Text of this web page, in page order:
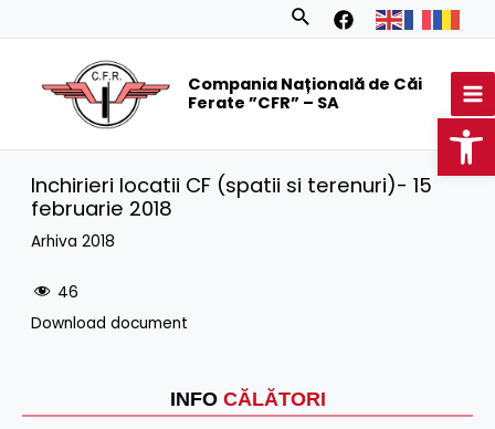
Search
Compania Națională de Căi
Ferate ”CFR” – SA
INFO CĂLĂTORI
Inchirieri locatii CF (spatii si terenuri)- 15
februarie 2018
Arhiva 2018
46
Download document